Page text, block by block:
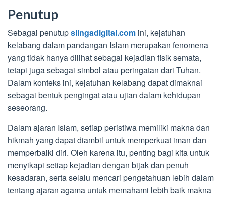
Penutup
Sebagai penutupslingadigital.com ini, kejatuhan
kelabang dalam pandangan Islam merupakan fenomena
yang tidak hanya dilihat sebagai kejadian fisik semata,
tetapi juga sebagai simbol atau peringatan dari Tuhan.
Dalam konteks ini, kejatuhan kelabang dapat dimaknai
sebagai bentuk pengingat atau ujian dalam kehidupan
seseorang.
Dalam ajaran Islam, setiap peristiwa memiliki makna dan
hikmah yang dapat diambil untuk memperkuat iman dan
memperbaiki diri. Oleh karena itu, penting bagi kita untuk
menyikapi setiap kejadian dengan bijak dan penuh
kesadaran, serta selalu mencari pengetahuan lebih dalam
tentang ajaran agama untuk memahami lebih baik makna